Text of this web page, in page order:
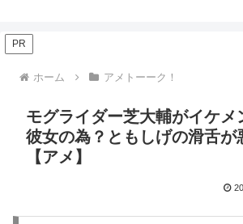
PR
ホーム アメトーーク！
モグライダー芝大輔がイケメ
彼女の為？ともしげの滑舌が
【アメ】